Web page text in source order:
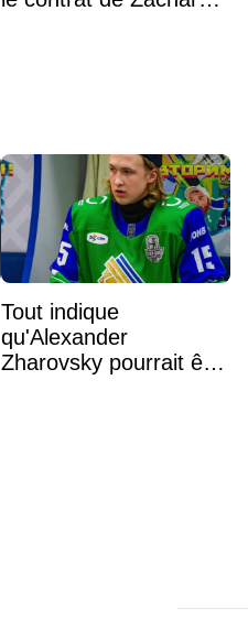
Tout indique
qu'Alexander
Zharovsky pourrait être